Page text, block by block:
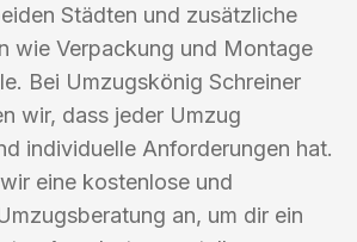
Städten und zusätzliche
wie Verpackung und Montage
Bei Umzugskönig Schreiner
wir, dass jeder Umzug
individuelle Anforderungen hat.
eine kostenlose und
an, um dir ein